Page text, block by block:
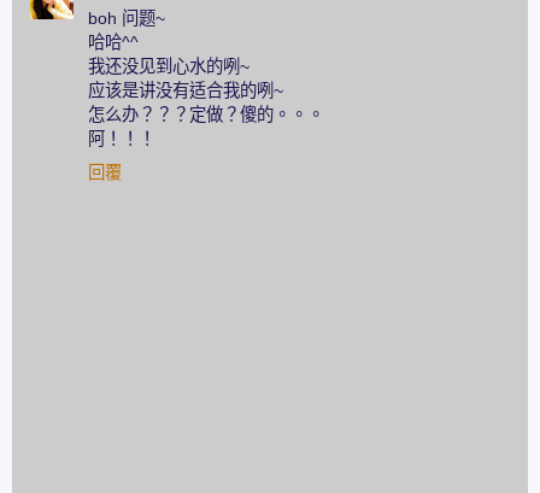
boh 问题~
哈哈^^
我还没见到心水的咧~
应该是讲没有适合我的咧~
怎么办？？？定做？傻的。。。
阿！！！
回覆